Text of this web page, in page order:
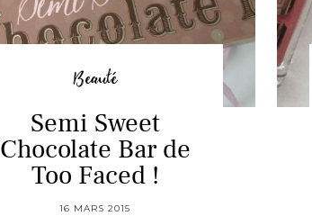
Beauté
Semi Sweet
Chocolate Bar de
Too Faced !
16 MARS 2015